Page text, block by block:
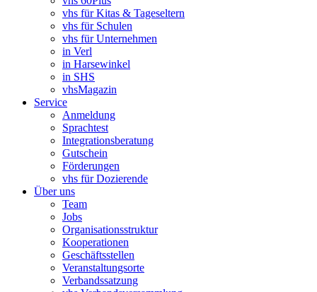
vhs für Kitas & Tageseltern
vhs für Schulen
vhs für Unternehmen
in Verl
in Harsewinkel
in SHS
vhsMagazin
Service
Anmeldung
Sprachtest
Integrationsberatung
Gutschein
Förderungen
vhs für Dozierende
Über uns
Team
Jobs
Organisationsstruktur
Kooperationen
Geschäftsstellen
Veranstaltungsorte
Verbandssatzung